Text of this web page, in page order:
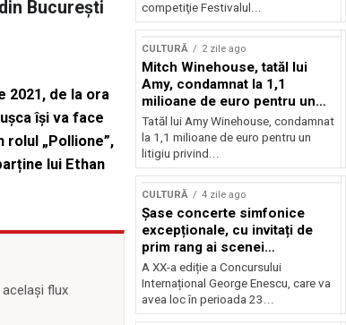
București
2021, de la ora
își va face
„Pollione”,
lui Ethan
flux
competiţie Festivalul...
CULTURĂ 2 zile ago
Mitch Winehouse, tatăl lui
Amy, condamnat la 1,1
milioane de euro pentru un
litigiu pierdut
Tatăl lui Amy Winehouse, condamnat
la 1,1 milioane de euro pentru un
litigiu privind...
CULTURĂ 4 zile ago
Șase concerte simfonice
excepționale, cu invitați de
prim rang ai scenei
internaționale și ansambluri
orchestrale românești de
prestigiu, în programul
Concursului Enescu 2026
A XX-a ediție a Concursului
Internațional George Enescu, care va
avea loc în perioada 23...